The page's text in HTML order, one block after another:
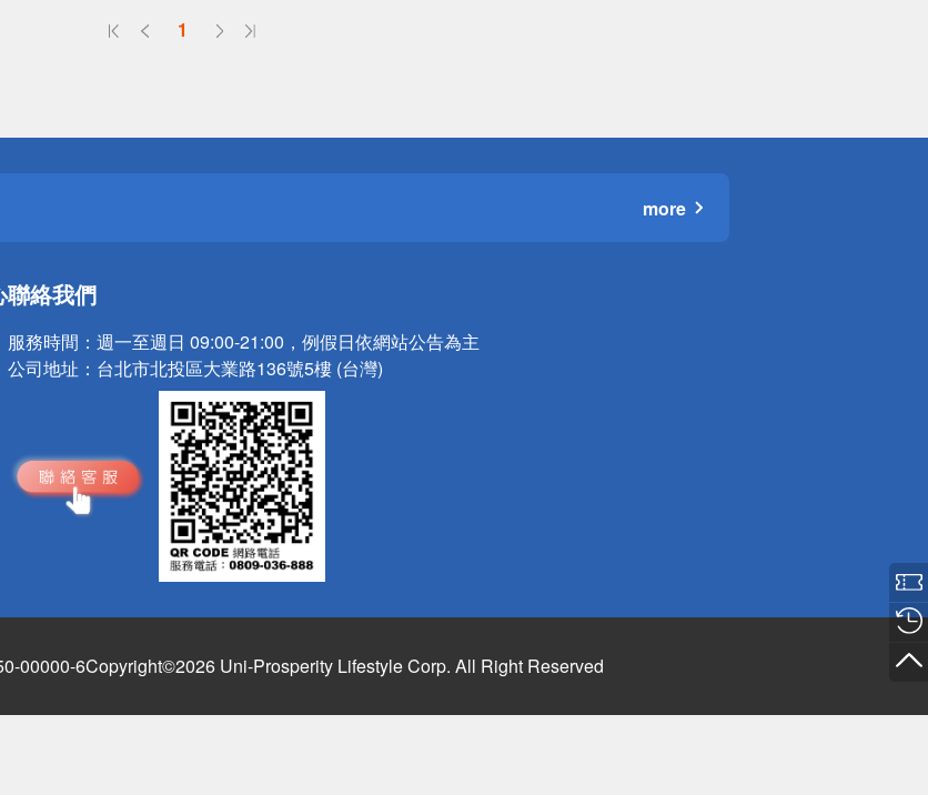
1
more
聯絡我們
服務時間： 週一至週日 09:00-21:00，例假日依網站公告為主
公司地址： 台北市北投區大業路136號5樓 (台灣)
00000-6Copyright©2026 Uni-Prosperity Lifestyle Corp. All Right Reserved